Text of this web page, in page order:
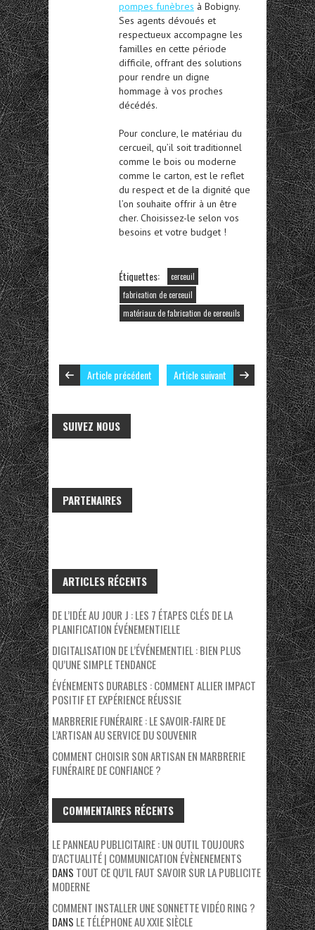
pompes funèbres à Bobigny.
Ses agents dévoués et
respectueux accompagne les
familles en cette période
difficile, offrant des solutions
pour rendre un digne
hommage à vos proches
décédés.
Pour conclure, le matériau du
cercueil, qu’il soit traditionnel
comme le bois ou moderne
comme le carton, est le reflet
du respect et de la dignité que
l’on souhaite offrir à un être
cher. Choisissez-le selon vos
besoins et votre budget !
Étiquettes:
cerceuil
fabrication de cerceuil
matériaux de fabrication de cerceuils
Article précédent Article suivant
SUIVEZ NOUS
PARTENAIRES
ARTICLES RÉCENTS
DE L’IDÉE AU JOUR J : LES 7 ÉTAPES CLÉS DE LA
PLANIFICATION ÉVÉNEMENTIELLE
DIGITALISATION DE L’ÉVÉNEMENTIEL : BIEN PLUS
QU’UNE SIMPLE TENDANCE
ÉVÉNEMENTS DURABLES : COMMENT ALLIER IMPACT
POSITIF ET EXPÉRIENCE RÉUSSIE
MARBRERIE FUNÉRAIRE : LE SAVOIR-FAIRE DE
L’ARTISAN AU SERVICE DU SOUVENIR
COMMENT CHOISIR SON ARTISAN EN MARBRERIE
FUNÉRAIRE DE CONFIANCE ?
COMMENTAIRES RÉCENTS
LE PANNEAU PUBLICITAIRE : UN OUTIL TOUJOURS
D'ACTUALITÉ | COMMUNICATION ÉVÈNENEMENTS
DANS TOUT CE QU’IL FAUT SAVOIR SUR LA PUBLICITE
MODERNE
COMMENT INSTALLER UNE SONNETTE VIDÉO RING ?
DANS LE TÉLÉPHONE AU XXIE SIÈCLE